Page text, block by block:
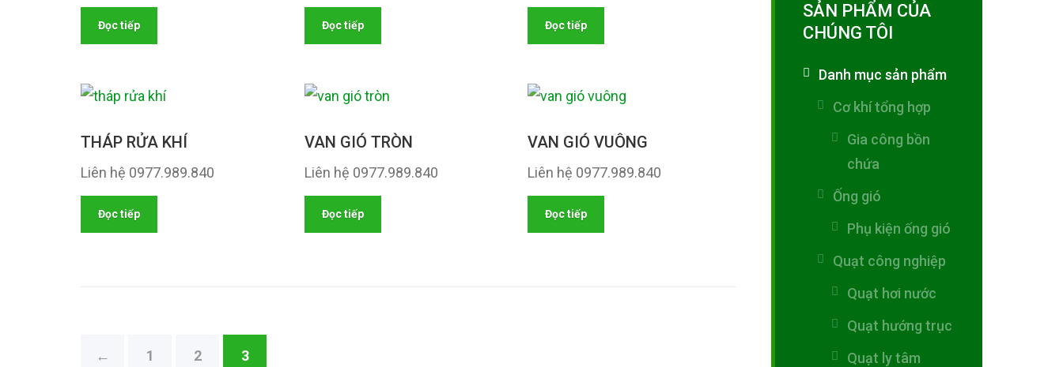
Đọc tiếp Đọc tiếp Đọc tiếp
THÁP RỬA KHÍ
Liên hệ 0977.989.840
Đọc tiếp
VAN GIÓ TRÒN
Liên hệ 0977.989.840
Đọc tiếp
VAN GIÓ VUÔNG
Liên hệ 0977.989.840
Đọc tiếp
← 1 2 3
SẢN PHẨM CỦA
CHÚNG TÔI
Danh mục sản phẩm
Cơ khí tổng hợp
Gia công bồn
chứa
Ống gió
Phụ kiện ống gió
Quạt công nghiệp
Quạt hơi nước
Quạt hướng trục
Quạt ly tâm